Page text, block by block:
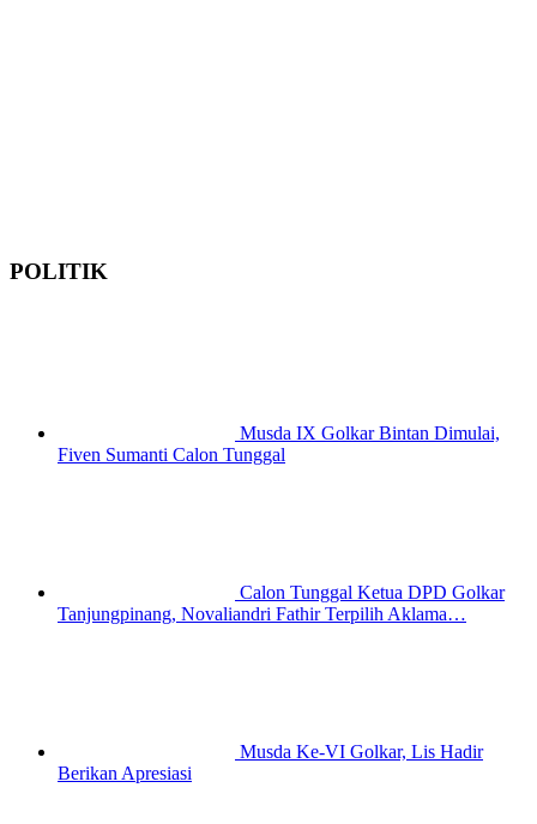
POLITIK
Musda IX Golkar Bintan Dimulai,
Fiven Sumanti Calon Tunggal
Calon Tunggal Ketua DPD Golkar
Tanjungpinang, Novaliandri Fathir Terpilih Aklama…
Musda Ke-VI Golkar, Lis Hadir
Berikan Apresiasi